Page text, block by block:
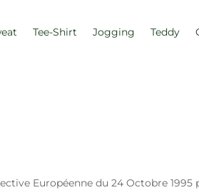
Tee-Shirt Jogging Teddy
Européenne du 24 Octobre 1995